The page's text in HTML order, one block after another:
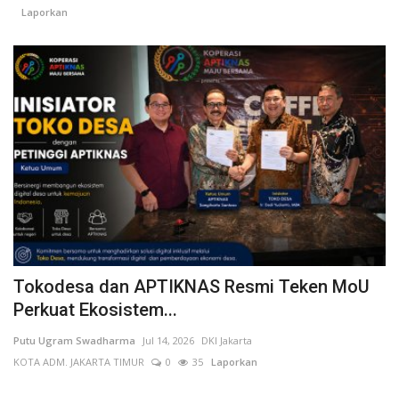
Laporkan
Tokodesa dan APTIKNAS Resmi Teken MoU
Perkuat Ekosistem...
Putu Ugram Swadharma Jul 14, 2026 DKI Jakarta
KOTA ADM. JAKARTA TIMUR
0 35 Laporkan